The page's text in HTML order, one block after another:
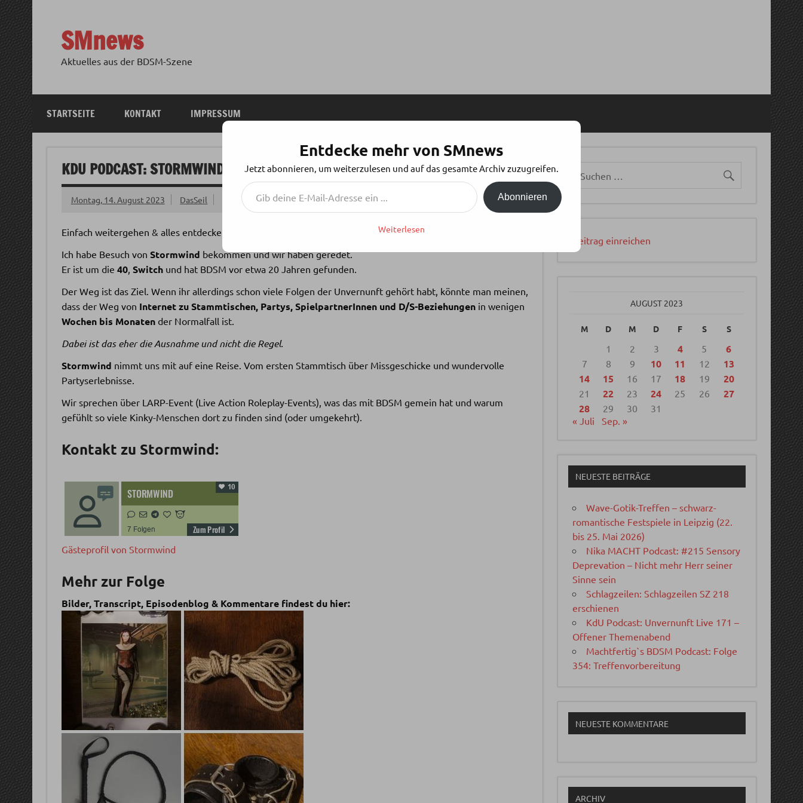
Zum
Inhalt
springen
SMnews
Aktuelles aus der BDSM-Szene
STARTSEITE KONTAKT IMPRESSUM
KDU PODCAST: STORMWIND – MEILENSTEIN FÜR MEILENSTEIN
Montag, 14. August 2023 DasSeil
Einfach weitergehen & alles entdecken
Ich habe Besuch von Stormwind bekommen und wir haben geredet.
Er ist um die 40, Switchund hat BDSM vor etwa 20 Jahren gefunden.
Der Weg ist das Ziel. Wenn ihr allerdings schon viele Folgen der Unvernunft gehört habt, könnte man meinen,
dass der Weg von Internet zu Stammtischen, Partys, SpielpartnerInnen und D/S-Beziehungenin wenigen
Wochen bis Monatender Normalfall ist.
Dabei ist das eher die Ausnahme und nicht die Regel.
Stormwind nimmt uns mit auf eine Reise. Vom ersten Stammtisch über Missgeschicke und wundervolle
Partyserlebnisse.
Wir sprechen über LARP-Event (Live Action Roleplay-Events), was das mit BDSM gemein hat und warum
gefühlt so viele Kinky-Menschen dort zu finden sind (oder umgekehrt).
Kontakt zu Stormwind:
Gästeprofil von Stormwind
Mehr zur Folge
Bilder, Transcript, Episodenblog & Kommentare findest du hier:
Beitrag einreichen
AUGUST 2023
M D M D F S S
1 2 3 4 5 6
7 8 9 10 11 12
13
14
15 16 17 18 19 20
21 22 23 24 25 26
27
28
29 30
31
« Juli
Sep. »
NEUESTE BEITRÄGE
Wave-Gotik-Treffen – schwarz-
romantische Festspiele in Leipzig (22.
bis 25. Mai 2026)
Nika MACHT Podcast: #215 Sensory
Deprevation – Nicht mehr Herr seiner
Sinne sein
Schlagzeilen: Schlagzeilen SZ 218
erschienen
KdU Podcast: Unvernunft Live 171 –
Offener Themenabend
Machtfertig`s BDSM Podcast: Folge
354: Treffenvorbereitung
NEUESTE KOMMENTARE
ARCHIV
Entdecke mehr von SMnews
Jetzt abonnieren, um weiterzulesen und auf das gesamte Archiv zuzugreifen.
Gib deine E-Mail-Adresse ein ...
Abonnieren
Weiterlesen